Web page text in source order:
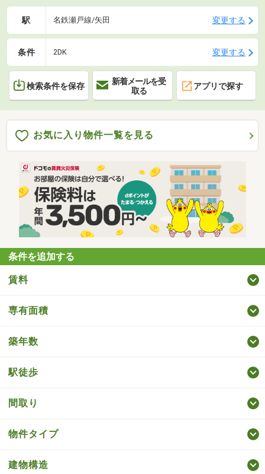
駅 名鉄瀬戸線/矢田 変更する
条件 2DK 変更する
検索条件を保存
新着メールを受
取る
アプリで探す
お気に入り物件一覧を見る
条件を追加する
賃料
専有面積
築年数
駅徒歩
間取り
物件タイプ
建物構造